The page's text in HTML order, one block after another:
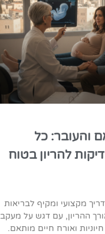
והעובר: כל
להריון בטוח
מקצועי ומקיף לבריאות
ההריון, עם דגש על מעקב
ואורח חיים מותאם.